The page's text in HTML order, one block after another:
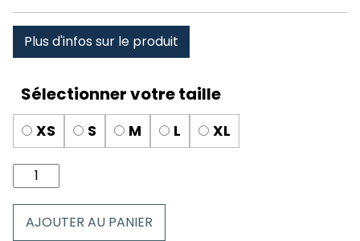
Plus d'infos sur le produit
XS S M L XL
quantité
de
dentelle
AJOUTER AU PANIER